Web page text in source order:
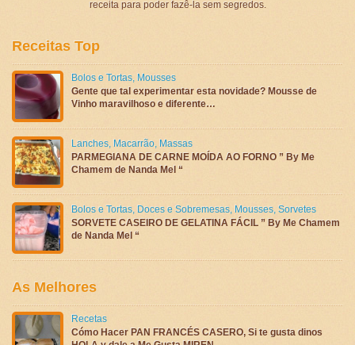
receita para poder fazê-la sem segredos.
Receitas Top
Bolos e Tortas, Mousses
Gente que tal experimentar esta novidade? Mousse de
Vinho maravilhoso e diferente…
Lanches, Macarrão, Massas
PARMEGIANA DE CARNE MOÍDA AO FORNO ” By Me
Chamem de Nanda Mel “
Bolos e Tortas, Doces e Sobremesas, Mousses, Sorvetes
SORVETE CASEIRO DE GELATINA FÁCIL ” By Me Chamem
de Nanda Mel “
As Melhores
Recetas
Cómo Hacer PAN FRANCÉS CASERO, Si te gusta dinos